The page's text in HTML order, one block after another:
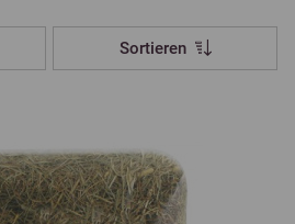
Sortieren